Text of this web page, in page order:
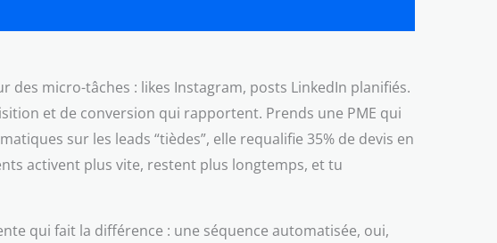
micro-tâches : likes Instagram, posts LinkedIn planifiés.
et de conversion qui rapportent. Prends une PME qui
sur les leads “tièdes”, elle requalifie 35% de devis en
activent plus vite, restent plus longtemps, et tu
qui fait la différence : une séquence automatisée, oui,